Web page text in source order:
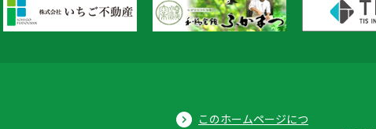
このホームページにつ